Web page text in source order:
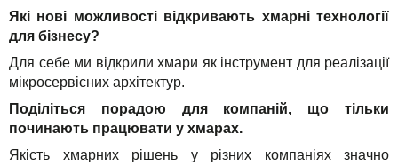
Які нові можливості відкривають хмарні технології
для бізнесу?
Для себе ми відкрили хмари як інструмент для реалізації
мікросервісних архітектур.
Поділіться порадою для компаній, що тільки
починають працювати у хмарах.
Якість хмарних рішень у різних компаніях значно